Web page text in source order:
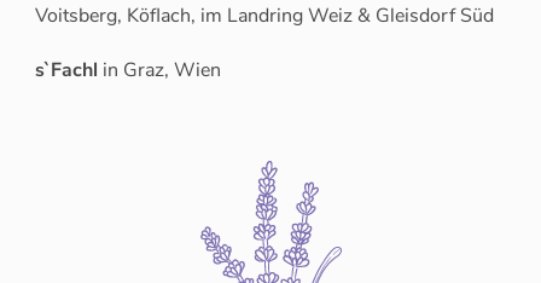
Voitsberg, Köflach, im Landring Weiz & Gleisdorf Süd
s`Fachl in Graz, Wien